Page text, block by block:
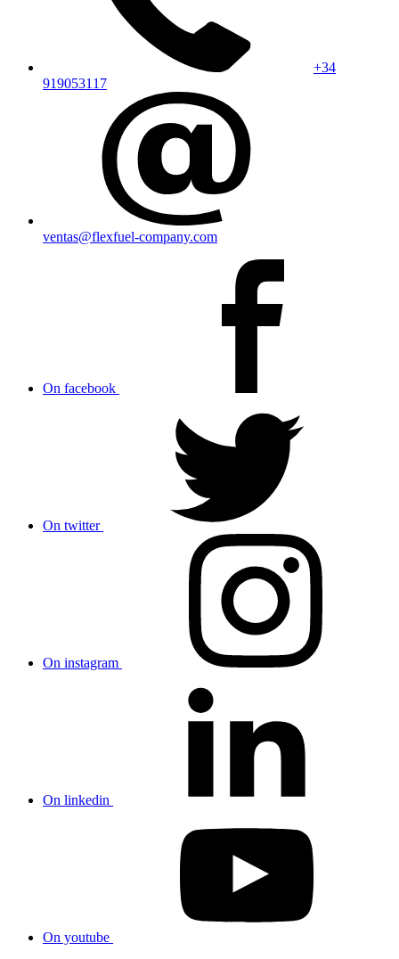
+34
919053117
ventas@flexfuel-company.com
On facebook
On twitter
On instagram
On linkedin
On youtube